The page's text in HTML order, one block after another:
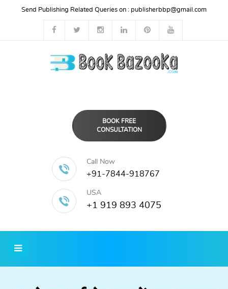
Send Publishing Related Queries on : publisherbbp@gmail.com
BOOK FREE
CONSULTATION
Call Now
+91-7844-918767
USA
+1 919 893 4075